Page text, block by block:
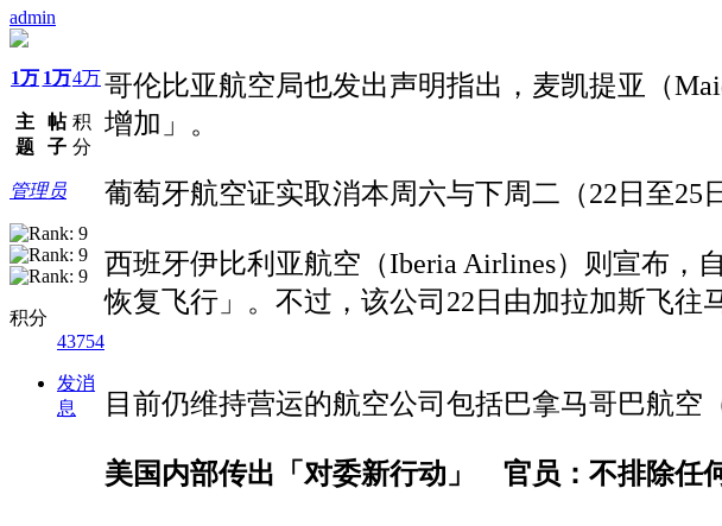
admin
1万
主
题
1万
帖
子
4万
积
分
管理员
积分
43754
发消
息
哥伦比亚航空局也发出声明指出，麦凯提亚（
增加」。
葡萄牙航空证实取消本周六与下周二（22日至25
西班牙伊比利亚航空（Iberia Airlines）则宣布，
恢复飞行」。不过，该公司22日由加拉加斯飞往
目前仍维持营运的航空公司包括巴拿马哥巴航空
美国内部传出「对委新行动」 官员：不排除任